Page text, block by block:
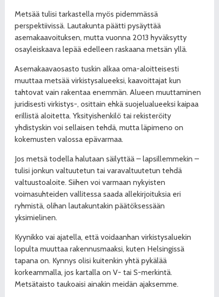
Metsää tulisi tarkastella myös pidemmässä
perspektiivissä. Lautakunta päätti pysäyttää
asemakaavoituksen, mutta vuonna 2013 hyväksytty
osayleiskaava lepää edelleen raskaana metsän yllä.
Asemakaavaosasto tuskin alkaa oma-aloitteisesti
muuttaa metsää virkistysalueeksi, kaavoittajat kun
tahtovat vain rakentaa enemmän. Alueen muuttaminen
juridisesti virkistys-, osittain ehkä suojelualueeksi kaipaa
erillistä aloitetta. Yksityishenkilö tai rekisteröity
yhdistyskin voi sellaisen tehdä, mutta läpimeno on
kokemusten valossa epävarmaa.
Jos metsä todella halutaan säilyttää – lapsillemmekin –
tulisi jonkun valtuutetun tai varavaltuutetun tehdä
valtuustoaloite. Siihen voi varmaan nykyisten
voimasuhteiden vallitessa saada allekirjoituksia eri
ryhmistä, olihan lautakuntakin päätöksessään
yksimielinen.
Kyynikko vai ajatella, että voidaanhan virkistysaluekin
lopulta muuttaa rakennusmaaksi, kuten Helsingissä
tapana on. Kynnys olisi kuitenkin yhtä pykälää
korkeammalla, jos kartalla on V- tai S-merkintä.
Metsätaisto taukoaisi ainakin meidän ajaksemme.